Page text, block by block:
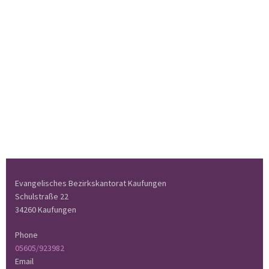
Evangelisches Bezirkskantorat Kaufungen
Schulstraße 22
34260 Kaufungen
Phone
05605/923982
Email